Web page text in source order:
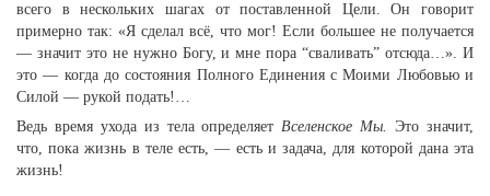
всего в нескольких шагах от поставленной Цели. Он говорит
примерно так: «Я сделал всё, что мог! Если большее не получается
— значит это не нужно Богу, и мне пора “сваливать” отсюда…». И
это — когда до состояния Полного Единения с Моими Любовью и
Силой — рукой подать!…
Ведь время ухода из тела определяетВселенское Мы. Это значит,
что, пока жизнь в теле есть, — есть и задача, для которой дана эта
жизнь!